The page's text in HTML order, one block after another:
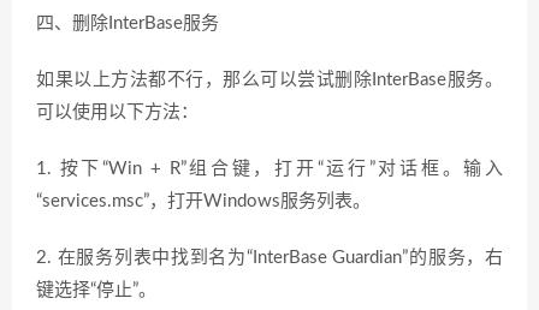
四、删除InterBase服务
如果以上方法都不行，那么可以尝试删除InterBase服务。
可以使用以下方法：
1. 按下“Win + R”组合键，打开“运行”对话框。输入
“services.msc”，打开Windows服务列表。
2. 在服务列表中找到名为“InterBase Guardian”的服务，右
键选择“停止”。